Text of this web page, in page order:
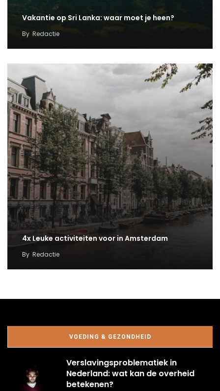
Vakantie op Sri Lanka: waar moet je heen?
By Redactie
4x Leuke activiteiten voor in Amsterdam
By Redactie
VOEDING & GEZONDHEID
Verslavingsproblematiek in
Nederland: wat kan de overheid
betekenen?